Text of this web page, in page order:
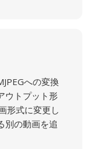
への変換
ウトプット形
形式に変更し
別の動画を追